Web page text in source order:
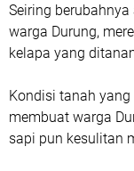
Seiring
warga Durung,
kelapa yang
Kondisi tanah
membuat warga
sapi pun kesulitan